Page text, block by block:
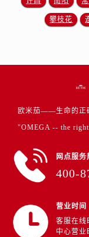
攀枝花
欧米茄——生命的正
"OMEGA -- the
网点服务
400-
营业时间
客服在线
中心营业